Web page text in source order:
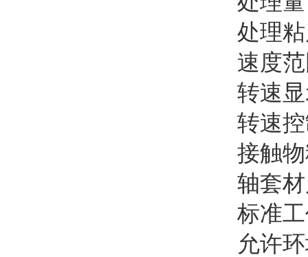
处理
速度
转速
转速
接触
轴套
标准
允许